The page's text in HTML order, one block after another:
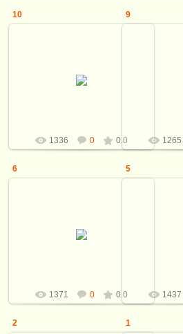
10
Клинок: дамаск от С.Тихомирова,
размер клинка: 129*27,5*4,5мм.
1336 0 0.0
9
Клинок:
размер
1265
6
Клинок: дамаск от С.Тихомирова,
размер клинка: 129*27,5*4,5мм.
1371 0 0.0
5
Клинок:
размер
1437
2 1